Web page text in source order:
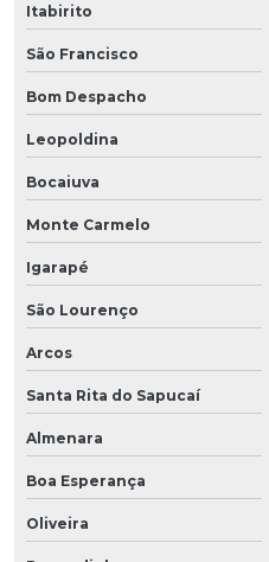
Itabirito
São Francisco
Bom Despacho
Leopoldina
Bocaiuva
Monte Carmelo
Igarapé
São Lourenço
Arcos
Santa Rita do Sapucaí
Almenara
Boa Esperança
Oliveira